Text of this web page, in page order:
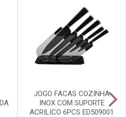
JOGO FACAS COZINHA
INOX COM SUPORTE
ACRILICO 6PCS ED509001